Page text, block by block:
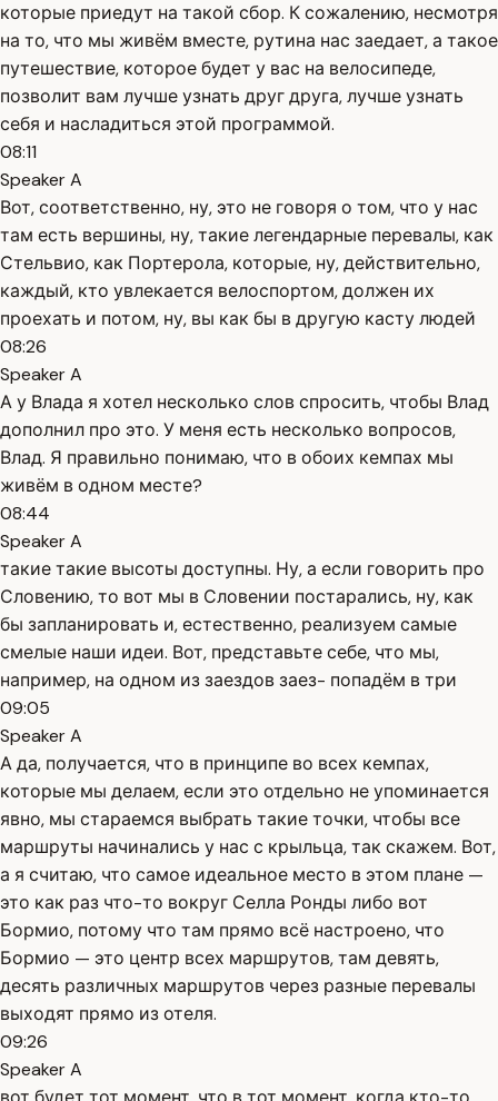
которые приедут на такой сбор. К сожалению, несмотря
на то, что мы живём вместе, рутина нас заедает, а такое
путешествие, которое будет у вас на велосипеде,
позволит вам лучше узнать друг друга, лучше узнать
себя и насладиться этой программой.
08:11
Speaker A
Вот, соответственно, ну, это не говоря о том, что у нас
там есть вершины, ну, такие легендарные перевалы, как
Стельвио, как Портерола, которые, ну, действительно,
каждый, кто увлекается велоспортом, должен их
проехать и потом, ну, вы как бы в другую касту людей
08:26
Speaker A
А у Влада я хотел несколько слов спросить, чтобы Влад
дополнил про это. У меня есть несколько вопросов,
Влад. Я правильно понимаю, что в обоих кемпах мы
живём в одном месте?
08:44
Speaker A
такие такие высоты доступны. Ну, а если говорить про
Словению, то вот мы в Словении постарались, ну, как
бы запланировать и, естественно, реализуем самые
смелые наши идеи. Вот, представьте себе, что мы,
например, на одном из заездов заез- попадём в три
09:05
Speaker A
А да, получается, что в принципе во всех кемпах,
которые мы делаем, если это отдельно не упоминается
явно, мы стараемся выбрать такие точки, чтобы все
маршруты начинались у нас с крыльца, так скажем. Вот,
а я считаю, что самое идеальное место в этом плане —
это как раз что-то вокруг Селла Ронды либо вот
Бормио, потому что там прямо всё настроено, что
Бормио — это центр всех маршрутов, там девять,
десять различных маршрутов через разные перевалы
выходят прямо из отеля.
09:26
Speaker A